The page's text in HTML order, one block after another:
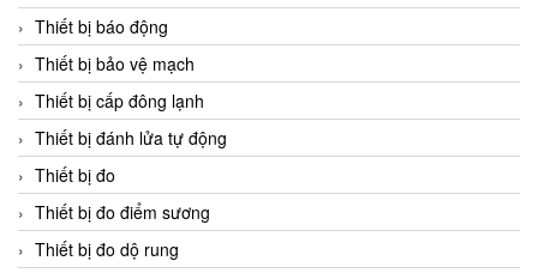
Thiết bị báo động
Thiết bị bảo vệ mạch
Thiết bị cấp đông lạnh
Thiết bị đánh lửa tự động
Thiết bị đo
Thiết bị đo điểm sương
Thiết bị đo dộ rung